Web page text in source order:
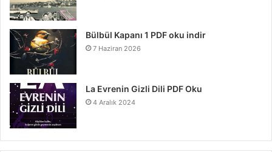
Bülbül Kapanı 1 PDF oku indir
7 Haziran 2026
La Evrenin Gizli Dili PDF Oku
4 Aralık 2024